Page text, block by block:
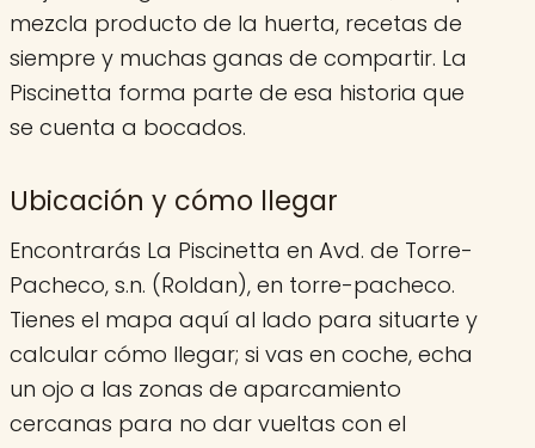
mezcla producto de la huerta, recetas de
siempre y muchas ganas de compartir. La
Piscinetta forma parte de esa historia que
se cuenta a bocados.
Ubicación y cómo llegar
Encontrarás La Piscinetta en Avd. de Torre-
Pacheco, s.n. (Roldan), en torre-pacheco.
Tienes el mapa aquí al lado para situarte y
calcular cómo llegar; si vas en coche, echa
un ojo a las zonas de aparcamiento
cercanas para no dar vueltas con el